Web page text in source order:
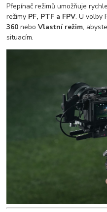
Přepínač režimů umožňuje
režimy PF, PTF a FPV. U volby
360 neboVlastní režim,
situacím.